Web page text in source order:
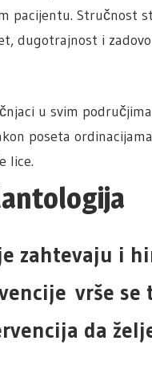
pacijentu. Stručnost
dugotrajnost i
u svim
poseta
lice.
zahtevaju i
vrše se
da